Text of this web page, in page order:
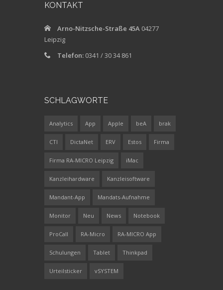
KONTAKT
Arno-Nitzsche-Straße 45A 04277
Leipzig
Telefon: 0341 / 30 34 861
SCHLAGWORTE
Analytics App Apple beA brak
CTI DictaNet ERV Estos Firma
Firma RA-MICRO Leipzig iMac
Kanzleihardware Kanzleisoftware
Mandant-App Mandats-Aufnahme
Monitor Neu News Notebook
ProCall RA-Micro RA-MICRO App
Schulungen Tablet Thinkpad
Urteilsticker vSYSTEM